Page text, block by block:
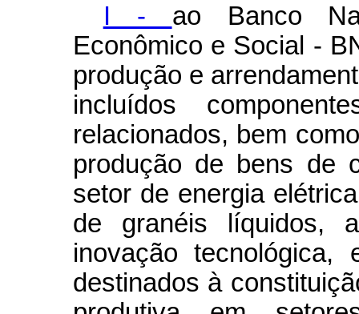
I - ao Banco
Econômico e Social -
produção e
incluídos
relacionados, bem
produção de bens de
setor de energia
de granéis líquidos,
inovação
destinados à